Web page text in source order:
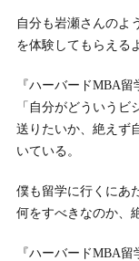
自分も岩瀬さんのよ
を体験してもらえる
『ハーバードMBA
「自分がどういう
送りたいか、絶えず
いている。
僕も留学に行くにあ
何をすべきなのか、
『ハーバードMBA